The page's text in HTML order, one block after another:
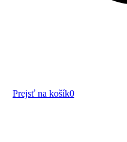
Prejsť na košík0